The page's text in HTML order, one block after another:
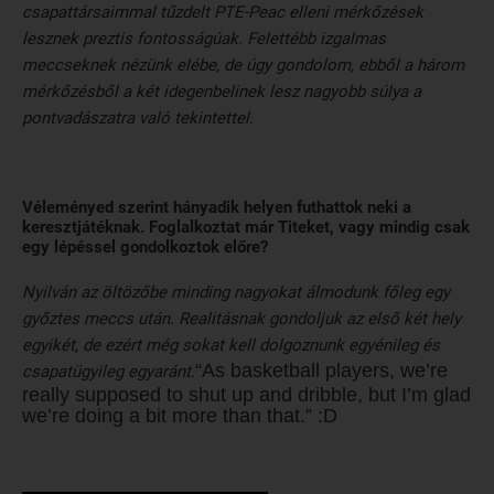
csapattársaimmal tűzdelt PTE-Peac elleni mérkőzések
lesznek preztis fontosságúak. Felettébb izgalmas
meccseknek nézünk elébe, de úgy gondolom, ebből a három
mérkőzésből a két idegenbelinek lesz nagyobb súlya a
pontvadászatra való tekintettel.
Véleményed szerint hányadik helyen futhattok neki a
keresztjátéknak. Foglalkoztat már Titeket, vagy mindig csak
egy lépéssel gondolkoztok előre?
Nyilván az öltözőbe minding nagyokat álmodunk főleg egy
győztes meccs után. Realitásnak gondoljuk az első két hely
egyikét, de ezért még sokat kell dolgoznunk egyénileg és
csapatügyileg egyaránt.“As basketball players, we’re
really supposed to shut up and dribble, but I’m glad
we’re doing a bit more than that.” :D